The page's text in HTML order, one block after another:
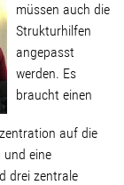
müssen auch die
Strukturhilfen
angepasst
werden. Es
braucht einen
auf die
und eine
drei zentrale